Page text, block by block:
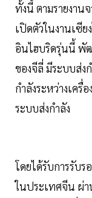
ทั้งนี้ ตามรายงาน
เปิดตัวในงานเซี
อินไฮบริดรุ่นนี้ พั
ของจีลี่ มีระบบส่ง
กำลังระหว่างเค
ระบบส่งกำลัง
โดยได้รับการรับร
ในประเทศจีน ผ่า